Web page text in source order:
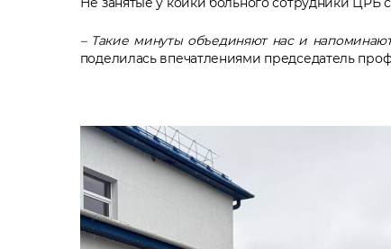
– Такие минуты объединяют нас и
поделилась впечатлениями председатель